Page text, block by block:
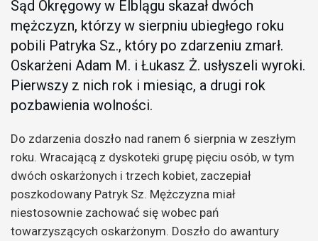
Sąd Okręgowy w Elblągu skazał dwóch
mężczyzn, którzy w sierpniu ubiegłego roku
pobili Patryka Sz., który po zdarzeniu zmarł.
Oskarżeni Adam M. i Łukasz Ż. usłyszeli wyroki.
Pierwszy z nich rok i miesiąc, a drugi rok
pozbawienia wolności.
Do zdarzenia doszło nad ranem 6 sierpnia w zeszłym
roku. Wracającą z dyskoteki grupę pięciu osób, w tym
dwóch oskarżonych i trzech kobiet, zaczepiał
poszkodowany Patryk Sz. Mężczyzna miał
niestosownie zachować się wobec pań
towarzyszących oskarżonym. Doszło do awantury